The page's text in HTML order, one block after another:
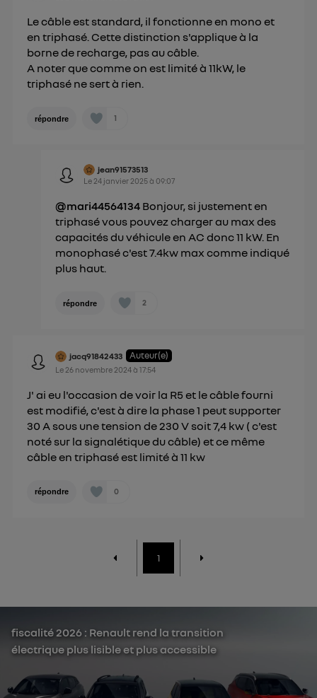
Le câble est standard, il fonctionne en mono et
en triphasé. Cette distinction s'applique à la
borne de recharge, pas au câble.
A noter que comme on est limité à 11kW, le
triphasé ne sert à rien.
répondre 1
jean91573513
Le 24 janvier 2025à 09:07
@mari44564134 Bonjour, si justement en
triphasé vous pouvez charger au max des
capacités du véhicule en AC donc 11 kW. En
monophasé c'est 7.4kw max comme indiqué
plus haut.
répondre 2
jacq91842433 Auteur(e)
Le 26 novembre 2024à17:54
J' ai eu l'occasion de voir la R5 et le câble fourni
est modifié, c'est à dire la phase 1 peut supporter
30 A sous une tension de 230 V soit 7,4 kw ( c'est
noté sur la signalétique du câble) et ce même
câble en triphasé est limité à 11 kw
répondre 0
1
fiscalité 2026 : Renault rend la transition
électrique plus lisible et plus accessible
personnelles d'Utiq.